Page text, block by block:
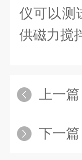
仪可以测
供磁力搅
上一篇
下一篇